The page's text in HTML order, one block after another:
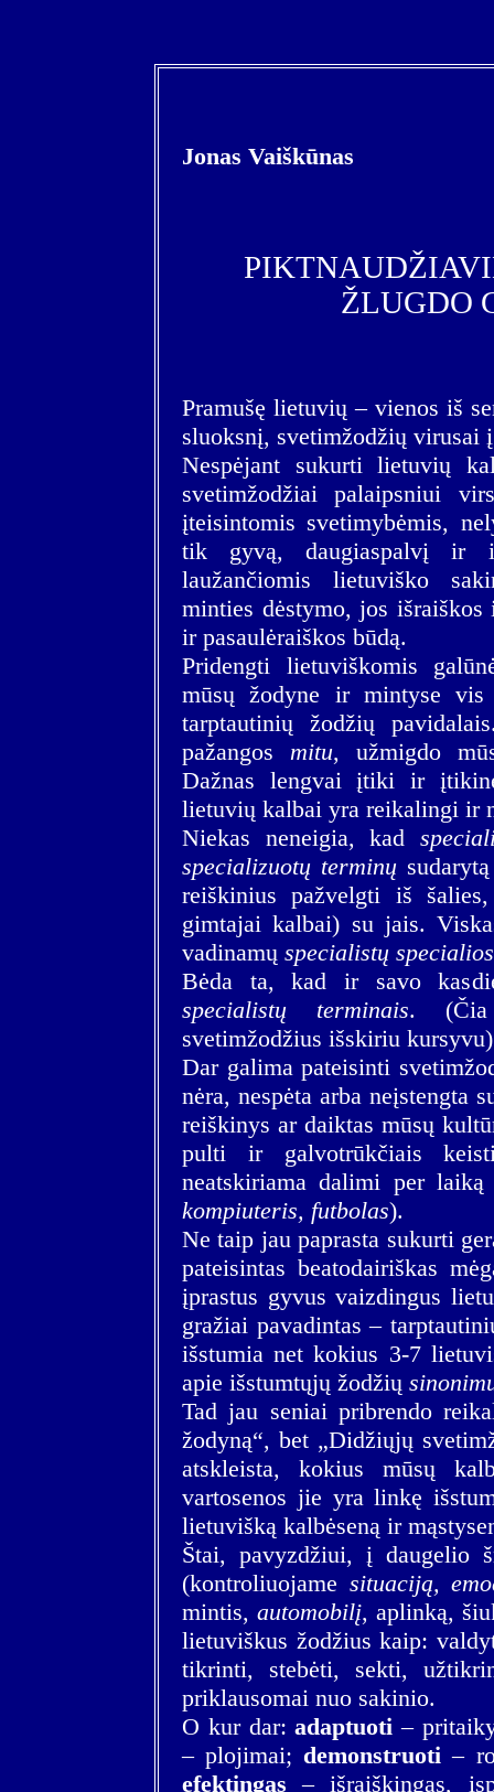
Jonas Vaiškūnas
ŽLUGDO
Pramušę lietuvių – vienos iš
sluoksnį, svetimžodžių virusai
Nespėjant sukurti lietuvių
svetimžodžiai palaipsniui
įteisintomis svetimybėmis,
tik gyvą, daugiaspalvį ir
laužančiomis lietuviško
minties dėstymo, jos išraiškos
ir pasaulėraiškos būdą.
Pridengti lietuviškomis
mūsų žodyne ir mintyse
tarptautinių žodžių
pažangosmitu, užmigdo
Dažnas lengvai įtiki ir
lietuvių kalbai yra reikalingi ir
Niekas neneigia, kad
specializuotų terminų
reiškinius pažvelgti iš
gimtajai kalbai) su jais.
vadinamų specialistų
Bėda ta, kad ir savo
specialistų terminais. (Čia
svetimžodžius išskiriu
Dar galima pateisinti
nėra, nespėta arba neįstengta
reiškinys ar daiktas mūsų
pulti ir galvotrūkčiais
neatskiriama dalimi per
kompiuteris, futbolas).
Ne taip jau paprasta sukurti
pateisintas beatodairiškas
įprastus gyvus vaizdingus
gražiai pavadintas –
išstumia net kokius 3-7
apie išstumtųjų žodžių
Tad jau seniai pribrendo
žodyną“, bet „Didžiųjų
atskleista, kokius mūsų
vartosenos jie yra linkę
lietuvišką kalbėseną ir
Štai, pavyzdžiui, į daugelio
(kontroliuojame situaciją,
mintis, automobilį, aplinką,
lietuviškus žodžius kaip:
tikrinti, stebėti, sekti,
priklausomai nuo sakinio.
O kur dar:adaptuoti –
– plojimai; demonstruoti –
efektingas – išraiškingas,